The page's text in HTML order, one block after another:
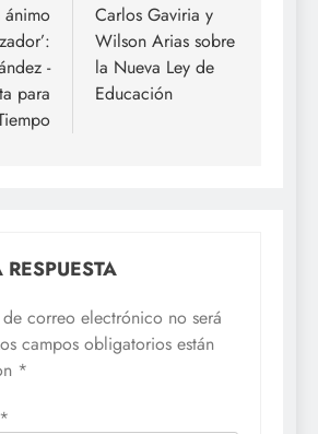
ánimo
-
para
Carlos Gaviria y
Wilson Arias sobre
la Nueva Ley de
Educación
correo electrónico no será
campos obligatorios están
*
*